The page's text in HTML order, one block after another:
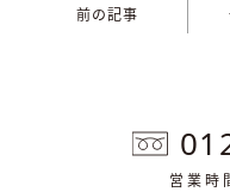
前の記事
営業